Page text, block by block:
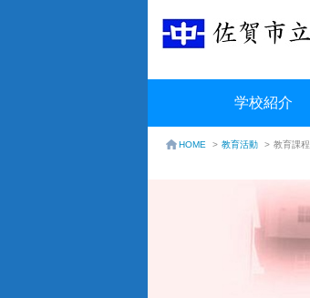
学校紹介
HOME > 教育活動 > 教育課程